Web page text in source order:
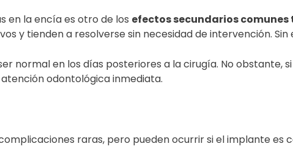
en la encía es otro de los efectos secundarios
y tienden a resolverse sin necesidad de intervención.
normal en los días posteriores a la cirugía. No obstante,
odontológica inmediata.
raras, pero pueden ocurrir si el implante